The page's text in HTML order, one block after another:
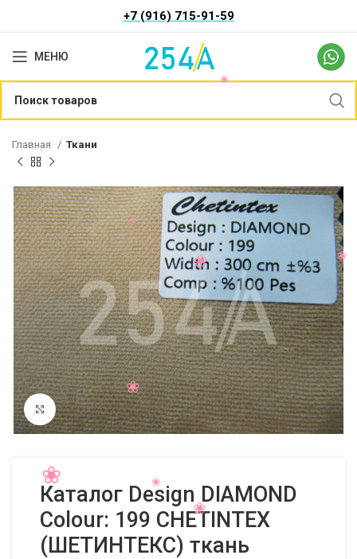
+7 (916) 715-91-59
МЕНЮ
Главная Ткани
Нажмите, чтобы увеличить
Каталог Design DIAMOND
Colour: 199 CHETINTEX
(ШЕТИНТЕКС) ткань